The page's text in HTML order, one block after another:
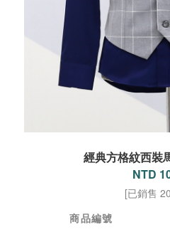
經典方格紋西裝
NTD
[已銷售
商品編號